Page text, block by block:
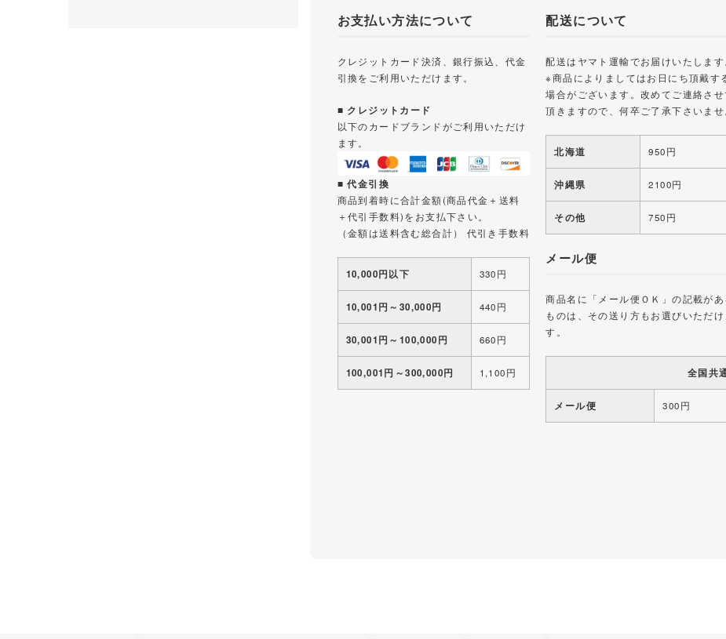
お支払い方法について
クレジットカード決済、銀行振込、代金
引換をご利用いただけます。
■ クレジットカード
以下のカードブランドがご利用いただけ
ます。
■ 代金引換
商品到着時に合計金額(商品代金＋送料
＋代引手数料)をお支払下さい。
（金額は送料含む総合計） 代引き手数料
10,000円以下 330円
10,001円～30,000円 440円
30,001円～100,000円 660円
100,001円～300,000円 1,100円
配送について
配送はヤマト運輸でお届けいたします
※商品によりましてはお日にち頂戴す
場合がございます。改めてご連絡させ
頂きますので、何卒ご了承下さいませ
北海道 950円
沖縄県 2100円
その他 750円
メール便
商品名に「メール便ＯＫ」の記載があ
ものは、その送り方もお選びいただけ
す。
全国共
メール便 300円